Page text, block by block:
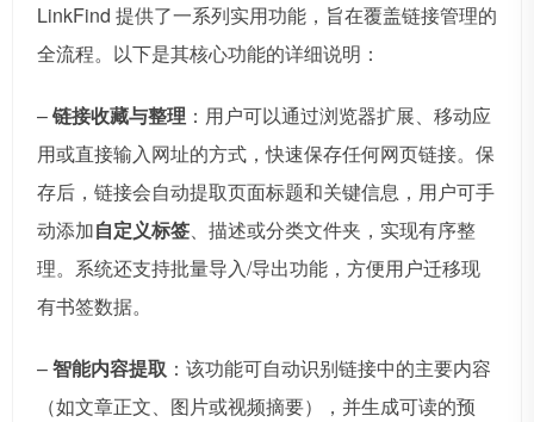
LinkFind 提供了一系列实用功能，旨在覆盖链接管理的
全流程。以下是其核心功能的详细说明：
–链接收藏与整理 ：用户可以通过浏览器扩展、移动应
用或直接输入网址的方式，快速保存任何网页链接。保
存后，链接会自动提取页面标题和关键信息，用户可手
动添加自定义标签、描述或分类文件夹，实现有序整
理。系统还支持批量导入/导出功能，方便用户迁移现
有书签数据。
–智能内容提取 ：该功能可自动识别链接中的主要内容
（如文章正文、图片或视频摘要），并生成可读的预